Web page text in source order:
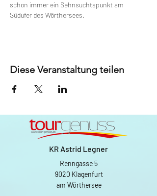
schon immer ein Sehnsuchtspunkt am
Südufer des Wörthersees.
Diese Veranstaltung teilen
KR Astrid Legner
Renngasse 5
9020 Klagenfurt
am Wörthersee